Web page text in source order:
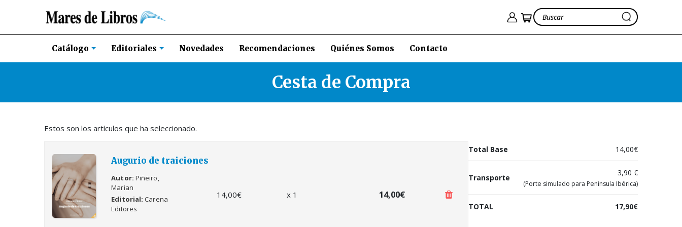
Augurio de traiciones
Catálogo Editoriales Novedades Recomendaciones Quiénes Somos Contacto
Cesta de Compra
Estos son los artículos que ha seleccionado.
Augurio de traiciones
Autor Piñeiro,
Marian
Editorial Carena
Editores
14,00€ x 1 14,00€
Total Base 14,00€
Transporte
3,90 €
(Porte simulado para Peninsula Ibérica)
TOTAL 17,90€